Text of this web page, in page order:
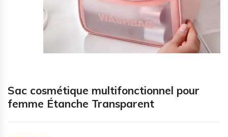
Sac cosmétique multifonctionnel pour
femme Étanche Transparent